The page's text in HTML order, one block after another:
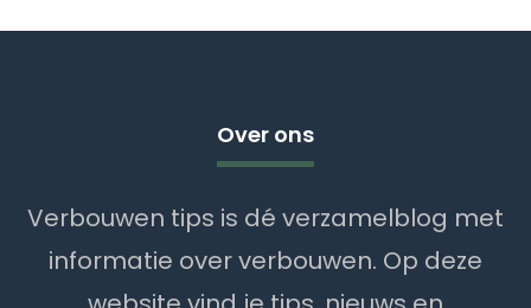
Over ons
Verbouwen tips is dé verzamelblog met
informatie over verbouwen. Op deze